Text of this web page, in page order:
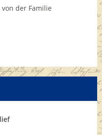
der Familie